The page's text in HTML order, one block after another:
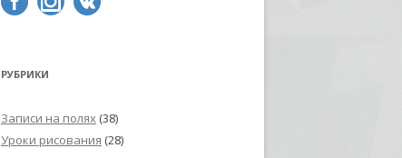
РУБРИКИ
Записи на полях (38)
Уроки рисования (28)